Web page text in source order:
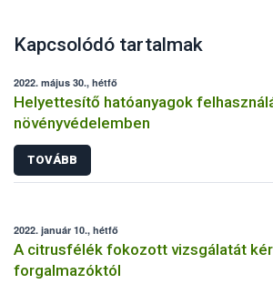
Kapcsolódó tartalmak
2022. május 30., hétfő
Helyettesítő hatóanyagok
növényvédelemben
TOVÁBB
2022. január 10., hétfő
A citrusfélék fokozott vizsgálatát
forgalmazóktól